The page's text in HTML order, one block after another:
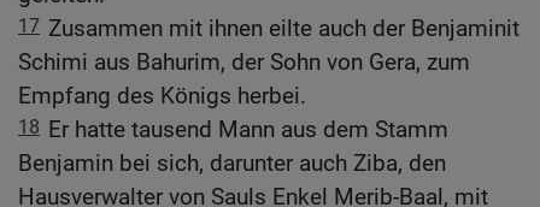
17 Zusammen mit ihnen eilte auch der Benjaminit
Schimi aus Bahurim, der Sohn von Gera, zum
Empfang des Königs herbei.
18 Er hatte tausend Mann aus dem Stamm
Benjamin bei sich, darunter auch Ziba, den
Hausverwalter von Sauls Enkel Merib-Baal, mit